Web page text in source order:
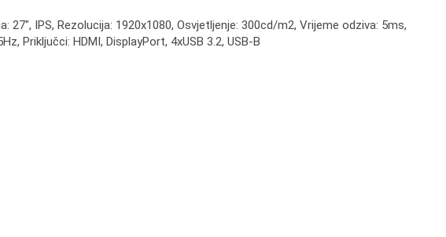
27", IPS, Rezolucija: 1920x1080, Osvjetljenje: 300cd/m2, Vrijeme odziva: 5ms,
Priključci: HDMI, DisplayPort, 4xUSB 3.2, USB-B